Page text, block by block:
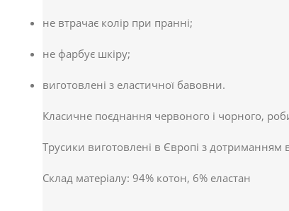
не втрачає колір при пранні;
не фарбує шкіру;
виготовлені з еластичної бавовни.
Класичне поєднання червоного і чорного,
Трусики виготовлені в Європі з дотриманням
Склад матеріалу: 94% котон, 6% еластан